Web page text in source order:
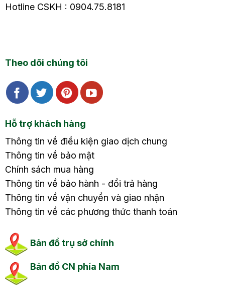
Hotline CSKH : 0904.75.8181
Theo dõi chúng tôi
Hỗ trợ khách hàng
Thông tin về điều kiện giao dịch chung
Thông tin về bảo mật
Chính sách mua hàng
Thông tin về bảo hành - đổi trả hàng
Thông tin về vận chuyển và giao nhận
Thông tin về các phương thức thanh toán
Bản đồ trụ sở chính
Bản đồ CN phía Nam